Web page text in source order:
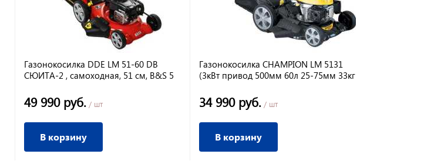
Газонокосилка DDE LM 51-60 DB
СЮИТА-2 , самоходная, 51 см, B&S 5
49 990 руб. / шт
В корзину
Газонокосилка CHAMPION LM 5131
(3кВт привод 500мм 60л 25-75мм 33кг
34 990 руб. / шт
В корзину